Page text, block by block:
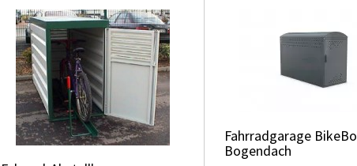
Fahrradgarage
Bogendach